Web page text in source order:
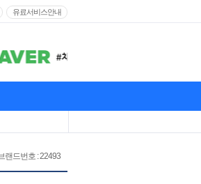
유료서비스안내
랜드번호 : 22493